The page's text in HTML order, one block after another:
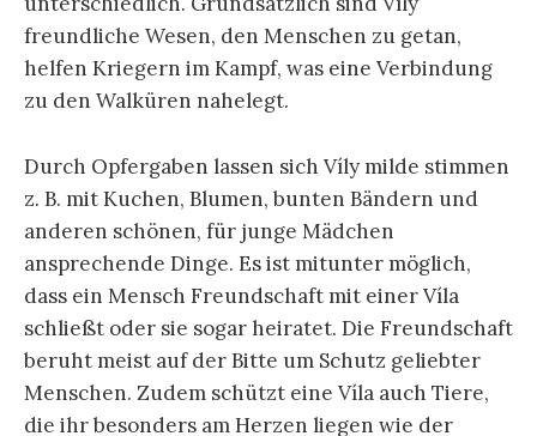
freundliche Wesen, den Menschen zu getan,
helfen Kriegern im Kampf, was eine Verbindung
zu den Walküren nahelegt.
Durch Opfergaben lassen sich Víly milde stimmen
z. B. mit Kuchen, Blumen, bunten Bändern und
anderen schönen, für junge Mädchen
ansprechende Dinge. Es ist mitunter möglich,
dass ein Mensch Freundschaft mit einer Víla
schließt oder sie sogar heiratet. Die Freundschaft
beruht meist auf der Bitte um Schutz geliebter
Menschen. Zudem schützt eine Víla auch Tiere,
die ihr besonders am Herzen liegen wie der